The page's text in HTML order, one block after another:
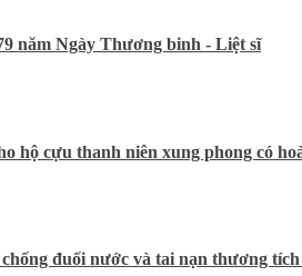
năm Ngày Thương binh - Liệt sĩ
hộ cựu thanh niên xung phong có
đuối nước và tai nạn thương tích